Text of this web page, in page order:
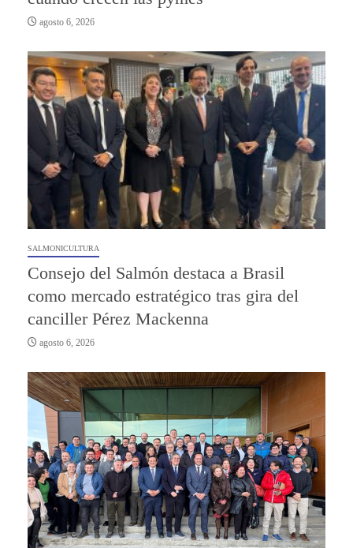
agosto 6, 2026
SALMONICULTURA
Consejo del Salmón destaca a Brasil
como mercado estratégico tras gira del
canciller Pérez Mackenna
agosto 6, 2026